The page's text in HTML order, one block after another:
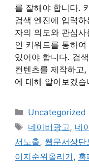
를 잘해야 합니다.
검색 엔진에 입력
자의 의도와 관심
인 키워드를 통하
있어야 합니다. 검
컨텐츠를 제작하고
에 대해 알아보겠
Categories
Uncategorized
Tags
네이버광고 , 네
서노출, 웹문서상단
이지순위올리기 , 홈